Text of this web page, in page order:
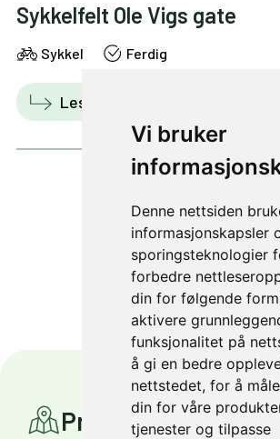
Vi bruker
Denne nettsiden
informasjonskapsler
sporingsteknologier
forbedre
din for følgende
aktivere
funksjonalitet på
å gi en bedre
nettstedet, for å
din for våre
tjenester og tilpasse
Sykkelfelt Ole Vigs gate
Sykkel Ferdig
Les mer
1 av 12
Prosjekter